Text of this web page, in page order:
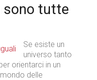
sono tutte
Se esiste un
universo tanto
orientarci in un
delle